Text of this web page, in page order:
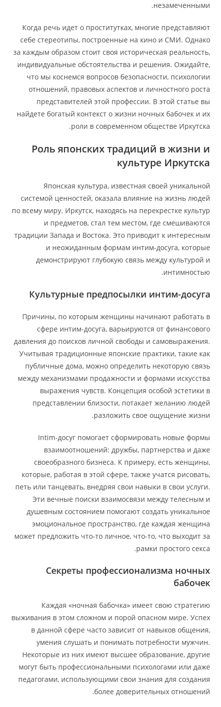
незамеченными.
Когда речь идет о проститутках, многие представляют
себе стереотипы, построенные на кино и СМИ. Однако
за каждым образом стоит своя историческая реальность,
индивидуальные обстоятельства и решения. Ожидайте,
что мы коснемся вопросов безопасности, психологии
отношений, правовых аспектов и личностного роста
представителей этой профессии. В этой статье вы
найдете богатый контекст о жизни ночных бабочек и их
роли в современном обществе Иркутска.
Роль японских традиций в жизни и
культуре Иркутска
Японская культура, известная своей уникальной
системой ценностей, оказала влияние на жизнь людей
по всему миру. Иркутск, находясь на перекрестке культур
и предметов, стал тем местом, где смешиваются
традиции Запада и Востока. Это приводит к интересным
и неожиданным формам интим-досуга, которые
демонстрируют глубокую связь между культурой и
интимностью.
Культурные предпосылки интим-досуга
Причины, по которым женщины начинают работать в
сфере интим-досуга, варьируются от финансового
давления до поисков личной свободы и самовыражения.
Учитывая традиционные японские практики, такие как
публичные дома, можно определить некоторую связь
между механизмами продажности и формами искусства
выражения чувств. Концепция особой эстетики в
представлении близости, потакает желанию людей
разложить свое ощущение жизни.
Intim-досуг помогает сформировать новые формы
взаимоотношений: дружбы, партнерства и даже
своеобразного бизнеса. К примеру, есть женщины,
которые, работая в этой сфере, также учатся рисовать,
петь или танцевать, внедряя свои навыки в свои услуги.
Эти вечные поиски взаимосвязи между телесным и
душевным состоянием помогают создать уникальное
эмоциональное пространство, где каждая женщина
может предложить что-то личное, что-то, что выходит за
рамки простого секса.
Секреты профессионализма ночных
бабочек
Каждая «ночная бабочка» имеет свою стратегию
выживания в этом сложном и порой опасном мире. Успех
в данной сфере часто зависит от навыков общения,
умения слушать и понимать потребности мужчин.
Некоторые из них имеют высшее образование, другие
могут быть профессиональными психологами или даже
педагогами, использующими свои знания для создания
более доверительных отношений.